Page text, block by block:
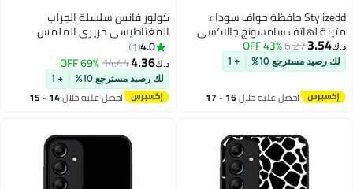
Stylizedd حافظة حواف سوداء
متينة لهاتف سامسونج جالاكسي
A15 / A15 5G، حافظة مرنة رفيعة
مضادة للصدمات TPU جل بتصميم
أسد تجريدي
د.ك‏3.54
6.27
43% OFF
لك رصيد مسترجع 10% + 1
احصل عليه خلال 16 - 17
كولور فانس سلسلة الجراب
المغناطيسي حريري الملمس
Samsung Galaxy A15 5G - رمادي
غامق
4.0
1
د.ك‏4.36
14.44
69% OFF
لك رصيد مسترجع 10% + 1
احصل عليه خلال 14 - 15